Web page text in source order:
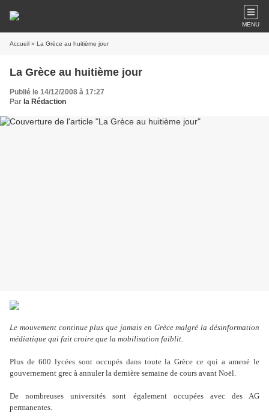
MENU
Accueil » La Grèce au huitième jour
La Grèce au huitième jour
Publié le 14/12/2008 à 17:27
Par la Rédaction
Le mouvement continue plus que jamais en Grèce malgré la désinformation
médiatique qui fait croire que la mobilisation faiblit.
Plus de 600 lycées sont occupés dans toute la Grèce ce qui a amené le
gouvernement grec à annuler la dernière semaine de cours avant Noël.
De nombreuses universités sont également occupées avec des AG
permanentes.